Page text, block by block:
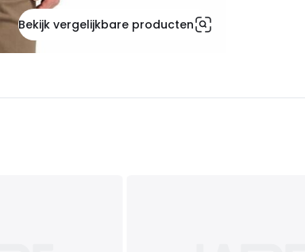
Bekijk vergelijkbare producten